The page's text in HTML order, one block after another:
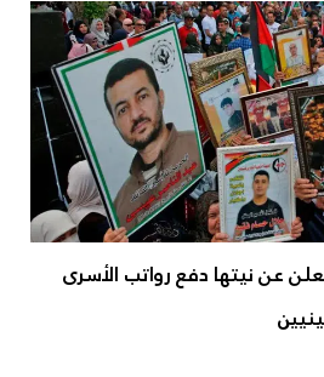
عن نيتها دفع رواتب الأسرى